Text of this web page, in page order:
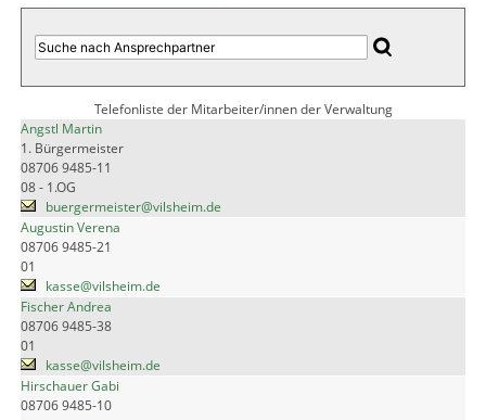
Telefonliste der Mitarbeiter/innen der Verwaltung
Angstl Martin
1. Bürgermeister
08706 9485-11
08 - 1.OG
buergermeister@vilsheim.de
Augustin Verena
08706 9485-21
01
kasse@vilsheim.de
Fischer Andrea
08706 9485-38
01
kasse@vilsheim.de
Hirschauer Gabi
08706 9485-10